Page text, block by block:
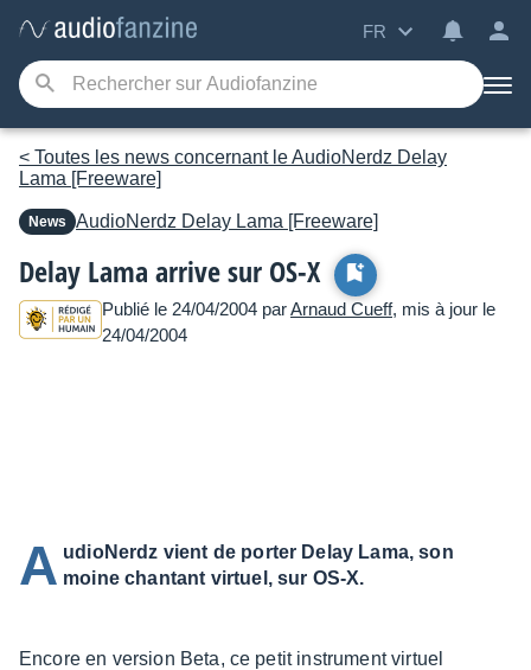
FR
< Toutes les news concernant le AudioNerdz Delay
Lama [Freeware]
News AudioNerdz Delay Lama [Freeware]
Delay Lama arrive sur OS-X
Publié le 24/04/2004 parArnaud Cueff, mis à jour le
24/04/2004
A udioNerdz vient de porter Delay Lama, son
moine chantant virtuel, sur OS-X.
Encore en version Beta, ce petit instru­ment virtuel